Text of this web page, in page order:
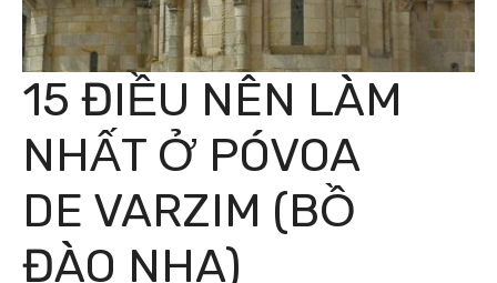
15 ĐIỀU NÊN LÀM
NHẤT Ở PÓVOA
DE VARZIM (BỒ
ĐÀO NHA)